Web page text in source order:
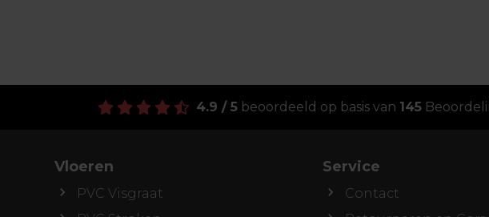
4.9 / 5 beoordeeld op basis van 145
Vloeren
PVC Visgraat
Service
Contact